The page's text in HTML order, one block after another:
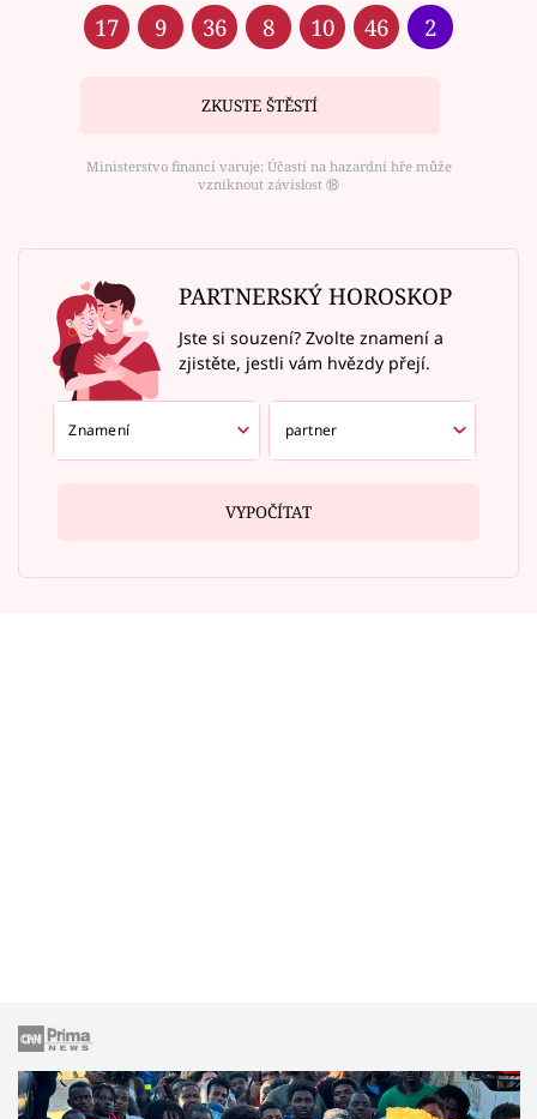
17 9 36 8 10 46 2
ZKUSTE ŠTĚSTÍ
Ministerstvo financí varuje: Účastí na hazardní hře může
vzniknout závislost ⑱
PARTNERSKÝ HOROSKOP
Jste si souzení? Zvolte znamení a
zjistěte, jestli vám hvězdy přejí.
VYPOČÍTAT